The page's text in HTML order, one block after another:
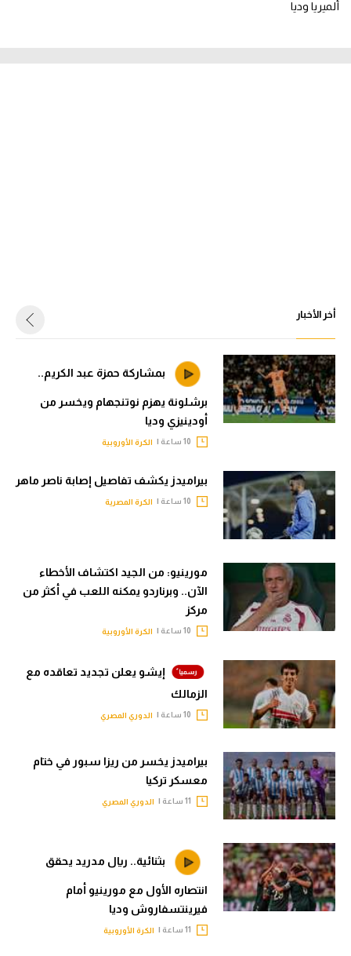
ألميريا وديا
أخر الأخبار
بمشاركة حمزة عبد الكريم..
برشلونة يهزم نوتنجهام ويخسر من
أودينيزي وديا
الكرة الأوروبية
بيراميدز يكشف تفاصيل إصابة ناصر ماهر
الكرة المصرية
مورينيو: من الجيد اكتشاف الأخطاء
الآن.. وبرناردو يمكنه اللعب في أكثر من
مركز
الكرة الأوروبية
إيشو يعلن تجديد تعاقده مع
الزمالك
الدوري المصري
بيراميدز يخسر من ريزا سبور في ختام
معسكر تركيا
الدوري المصري
بثنائية.. ريال مدريد يحقق
انتصاره الأول مع مورينيو أمام
فيرينتسفاروش وديا
الكرة الأوروبية